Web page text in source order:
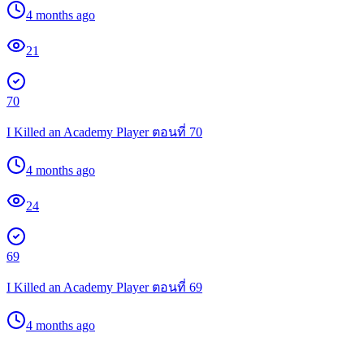
4 months ago
21
70
I Killed an Academy Player ตอนที่ 70
4 months ago
24
69
I Killed an Academy Player ตอนที่ 69
4 months ago